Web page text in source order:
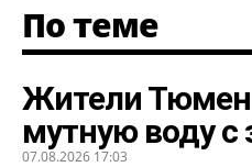
По теме
Жители
мутную воду с
07.08.2026 17:03